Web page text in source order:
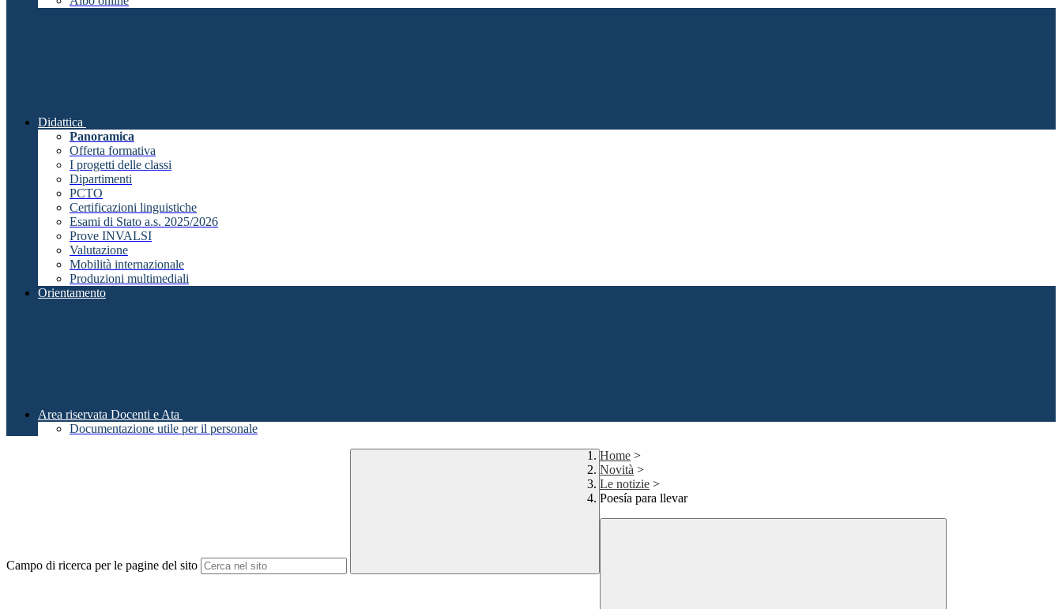
Didattica
Panoramica
Offerta formativa
I progetti delle classi
Dipartimenti
PCTO
Certificazioni linguistiche
Esami di Stato a.s. 2025/2026
Prove INVALSI
Valutazione
Mobilità internazionale
Produzioni multimediali
Orientamento
Area riservata Docenti e Ata
Documentazione utile per il personale
Campo di ricerca per le pagine del sito
Home >
Novità >
Le notizie >
Poesía para llevar